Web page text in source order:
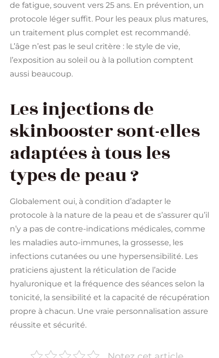
de fatigue, souvent vers 25 ans. En prévention, un
protocole léger suffit. Pour les peaux plus matures,
un traitement plus complet est recommandé.
L’âge n’est pas le seul critère : le style de vie,
l’exposition au soleil ou à la pollution comptent
aussi beaucoup.
Les injections de
skinbooster sont-elles
adaptées à tous les
types de peau ?
Globalement oui, à condition d’adapter le
protocole à la nature de la peau et de s’assurer qu’il
n’y a pas de contre-indications médicales, comme
les maladies auto-immunes, la grossesse, les
infections cutanées ou une hypersensibilité. Les
praticiens ajustent la réticulation de l’acide
hyaluronique et la fréquence des séances selon la
tonicité, la sensibilité et la capacité de récupération
propre à chacun. Une vraie personnalisation assure
réussite et sécurité.